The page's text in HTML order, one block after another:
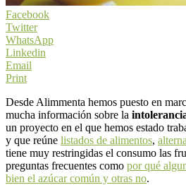
Facebook
Twitter
WhatsApp
Linkedin
Email
Print
Desde Alimmenta hemos puesto en
mucha información sobre la
un proyecto en el que hemos estado
y que reúne listados de alimentos,
tiene muy restringidas el consumo las
preguntas frecuentes como por qué
bien el azúcar común y otras no.